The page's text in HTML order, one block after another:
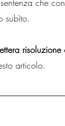
che
subìto.
articolo.